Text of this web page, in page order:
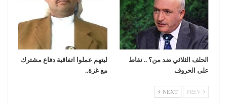
الحلف الثلاثي ضد من؟ .. نقاط
على الحروف
ليتهم عملوا اتفاقية دفاع مشترك
مع غزة..
NEXT